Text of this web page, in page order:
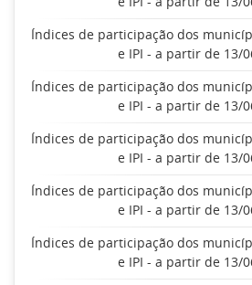
Índices de participação dos
e IPI - a partir de 13/
Índices de participação dos
e IPI - a partir de 13/
Índices de participação dos
e IPI - a partir de 13/
Índices de participação dos
e IPI - a partir de 13/
Índices de participação dos
e IPI - a partir de 13/